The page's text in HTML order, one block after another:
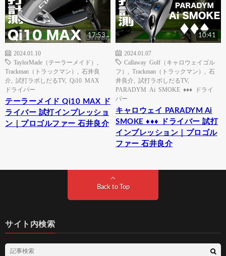
17:53
2024.01.10
TaylorMade（テーラーメイド）
Trackman（トラックマン）
石井良
介
試打ラボしだるTV, Qi10 MAX
ドライバー
テーラーメイド Qi10 MAX ド
ライバー 試打インプレッショ
ン｜プロゴルファー 石井良介
10:41
2024.01.07
Callaway Golf（キャロウェイゴル
フ）
Trackman（トラックマン）
石
井良介
試打ラボしだるTV,
PARADYM Ai SMOKE ♦♦♦ ドライ
バー
キャロウェイ PARADYM Ai
SMOKE ♦♦♦ ドライバー 試打
インプレッション｜プロゴル
ファー 石井良介
Back to Top
サイト内検索